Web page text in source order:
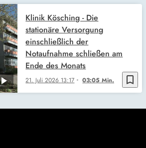
bookmark_border
21. Juli 2026 13:17 03:05 Min.
Klinik Kösching - Die
stationäre Versorgung
einschließlich der
Notaufnahme schließen am
Ende des Monats